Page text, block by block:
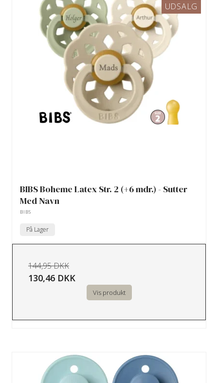
UDSALG
BIBS Boheme Latex Str. 2 (+6 mdr.) - Sutter
Med Navn
BIBS
På Lager
144,95 DKK
130,46 DKK
Vis produkt